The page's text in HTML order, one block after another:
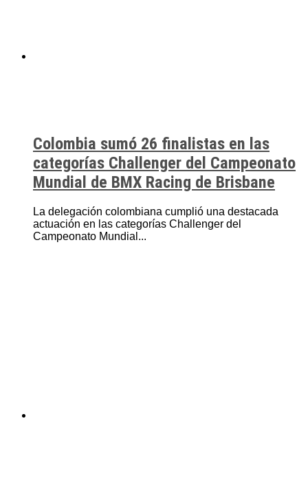
Colombia sumó 26 finalistas en las
categorías Challenger del Campeonato
Mundial de BMX Racing de Brisbane
La delegación colombiana cumplió una destacada
actuación en las categorías Challenger del
Campeonato Mundial...